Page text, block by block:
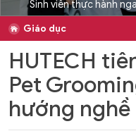
Sinh viên thực hành
Giáo dục
HUTECH
Pet
hướng